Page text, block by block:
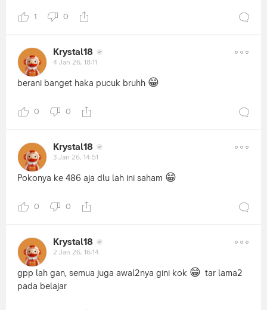
1 0
Krystal18
4 Jan 26, 18:11
berani banget haka pucuk bruhh 😁
0 0
Krystal18
3 Jan 26, 14:51
Pokonya ke 486 aja dlu lah ini saham 😁
0 0
Krystal18
2 Jan 26, 16:14
gpp lah gan, semua juga awal2nya gini kok 😁 tar lama2
pada belajar